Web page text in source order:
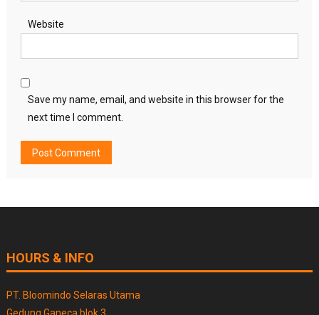
Website
Save my name, email, and website in this browser for the
next time I comment.
HOURS & INFO
PT. Bloomindo Selaras Utama
Gedung Ganeca blok 3